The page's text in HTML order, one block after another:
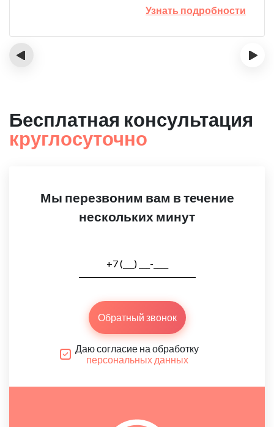
Узнать подробности
‹ ›
Бесплатная консультация
круглосуточно
Мы перезвоним вам в течение
нескольких минут
Обратный звонок
Даю согласие на обработку
персональных данных